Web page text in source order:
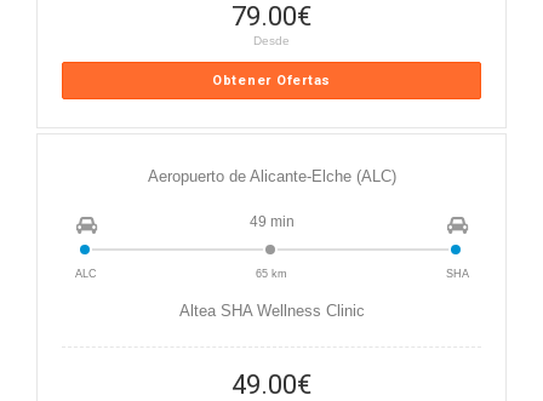
79.00€
Desde
Obtener Ofertas
Aeropuerto de Alicante-Elche (ALC)
49 min
ALC 65 km SHA
Altea SHA Wellness Clinic
49.00€